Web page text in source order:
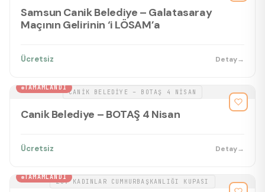
Samsun Canik Belediye – Galatasaray
Maçının Gelirinin ‘i LÖSAM’a
Ücretsiz Detay→
CANIK BELEDIYE – BOTAŞ 4 NISAN
TAMAMLANDI
BASKETBOL
Canik Belediye – BOTAŞ 4 Nisan
Ücretsiz Detay→
23. KADINLAR CUMHURBAŞKANLIĞI KUPASI
TAMAMLANDI
BASKETBOL